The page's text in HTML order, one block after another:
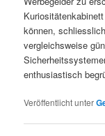
können,
vergleichsweise
enthusiastisch
Veröffentlicht unter